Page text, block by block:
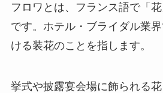
フロワとは、フランス語で「
です。ホテル・ブライダル業
ける装花のことを指します。
挙式や披露宴会場に飾られる